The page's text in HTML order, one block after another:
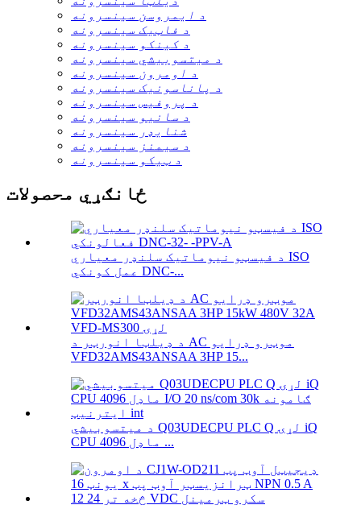
د ایمروسن سینسرونه
د فاټیک سینسرونه
د کینکو سینسرونه
د میتسوبیشي سینسرونه
د اومرون سینسرونه
د پاناسونیک سینسرونه
د پروفیس سینسرونه
د سانیو سینسرونه
شنایډر سینسرونه
د سیمنز سینسرونه
د ټیکو سینسرونه
ځانګړي محصولات
د فیسټو نیوماتیک سلنډر معیاري ISO
عمل کونکي DNC-...
د ډیلټا انورټر د AC موټرو ډرایو
VFD32AMS43ANSAA 3HP 15...
د میتسوبیشي Q03UDECPU PLC Q لړۍ iQ
CPU ماډل 4096 ...